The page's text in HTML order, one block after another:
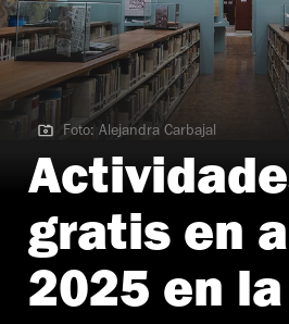
Foto: Alejandra Carbajal
Foto: Alejandra Carbajal
gratis en
2025 en la